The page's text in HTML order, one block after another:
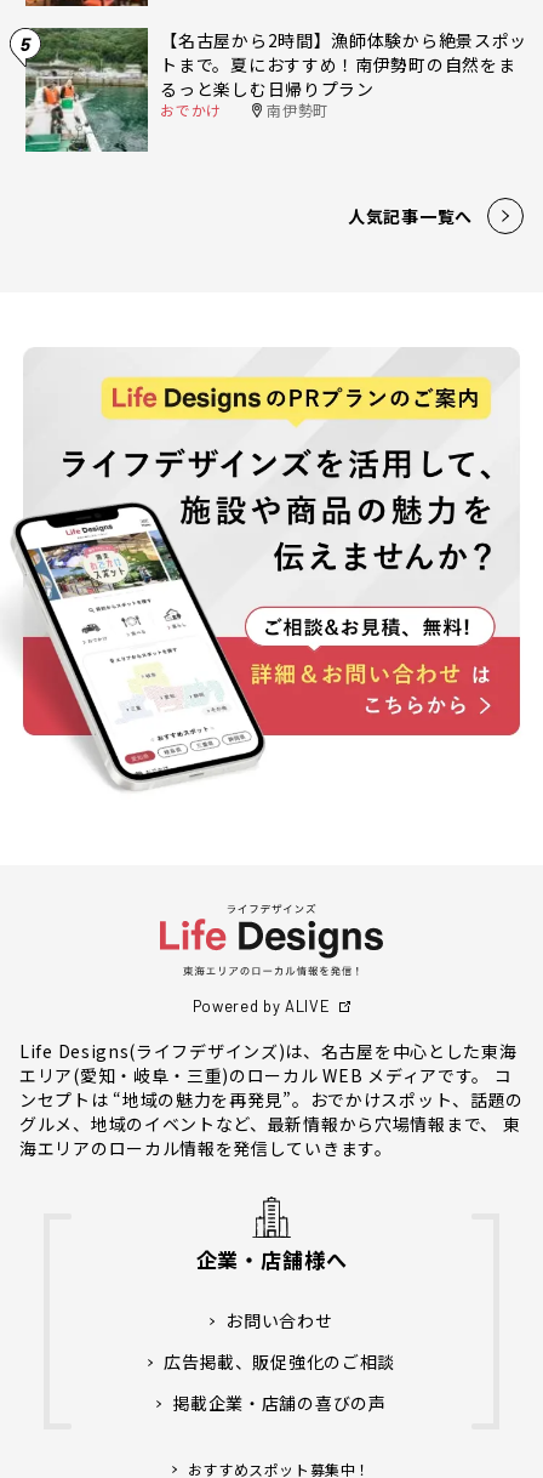
5
【名古屋から2時間】漁師体験から絶景スポッ
トまで。夏におすすめ！南伊勢町の自然をま
るっと楽しむ日帰りプラン
おでかけ 南伊勢町
人気記事一覧へ
Powered by ALIVE
Life Designs(ライフデザインズ)は、名古屋を中心とした東海
エリア(愛知・岐阜・三重)のローカル WEB メディアです。 コ
ンセプトは “地域の魅力を再発見”。おでかけスポット、話題の
グルメ、地域のイベントなど、最新情報から穴場情報まで、 東
海エリアのローカル情報を発信していきます。
企業・店舗様へ
お問い合わせ
広告掲載、販促強化のご相談
掲載企業・店舗の喜びの声
おすすめスポット募集中！